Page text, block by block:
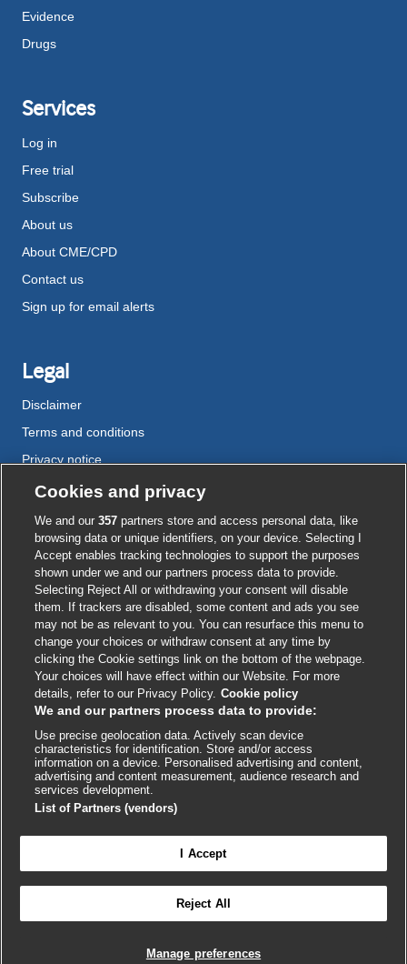
Conectar-se para acessar todo o BMJ Best Practice
Evidence
Drugs
Services
Log in
Free trial
Subscribe
About us
About CME/CPD
Contact us
Sign up for email alerts
Legal
Disclaimer
Terms and conditions
Privacy notice
Cookie policy
Accessibility
External
link
opens
in
a
new
window
External
link
opens
in
a
new
window
External
link
opens
in
a
new
window
External
link
opens
in
a
new
window
External
link
opens
in
a
new
window
© BMJ Publishing Group 2026
ISSN 2515-9615

Cookies and privacy
We and our357 partners store and access personal data, like
browsing data or unique identifiers, on your device. Selecting I
Accept enables tracking technologies to support the purposes
shown under we and our partners process data to provide.
Selecting Reject All or withdrawing your consent will disable
them. If trackers are disabled, some content and ads you see
may not be as relevant to you. You can resurface this menu to
change your choices or withdraw consent at any time by
clicking the Cookie settings link on the bottom of the webpage.
Your choices will have effect within our Website. For more
details, refer to our Privacy Policy. Cookie policy
We and our partners process data to provide:
Use precise geolocation data. Actively scan device
characteristics for identification. Store and/or access
information on a device. Personalised advertising and content,
advertising and content measurement, audience research and
services development.
List of Partners (vendors)
I Accept
Reject All
Manage preferences